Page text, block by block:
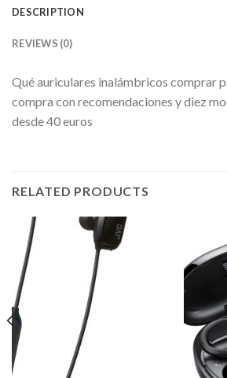
DESCRIPTION
REVIEWS (0)
Qué auriculares inalámbricos comprar
compra con recomendaciones y diez
desde 40 euros
RELATED PRODUCTS